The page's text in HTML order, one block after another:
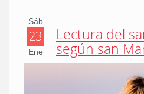
Sáb
23
Ene
Lectura del
según san